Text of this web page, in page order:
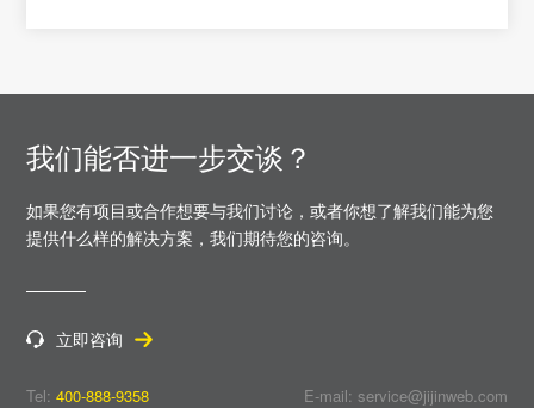
我们能否进一步交谈？
如果您有项目或合作想要与我们讨论，或者你想了解我们能为您
提供什么样的解决方案，我们期待您的咨询。
立即咨询
Tel:400-888-9358 E-mail: service@jijinweb.com